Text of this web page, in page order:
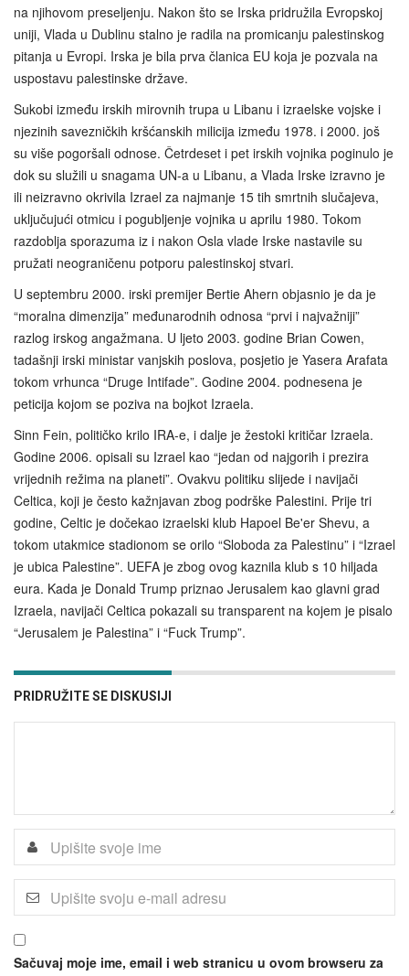
na njihovom preseljenju. Nakon što se Irska pridružila Evropskoj
uniji, Vlada u Dublinu stalno je radila na promicanju palestinskog
pitanja u Evropi. Irska je bila prva članica EU koja je pozvala na
uspostavu palestinske države.
Sukobi između irskih mirovnih trupa u Libanu i izraelske vojske i
njezinih savezničkih kršćanskih milicija između 1978. i 2000. još
su više pogoršali odnose. Četrdeset i pet irskih vojnika poginulo je
dok su služili u snagama UN-a u Libanu, a Vlada Irske izravno je
ili neizravno okrivila Izrael za najmanje 15 tih smrtnih slučajeva,
uključujući otmicu i pogubljenje vojnika u aprilu 1980. Tokom
razdoblja sporazuma iz i nakon Osla vlade Irske nastavile su
pružati neograničenu potporu palestinskoj stvari.
U septembru 2000. irski premijer Bertie Ahern objasnio je da je
“moralna dimenzija” međunarodnih odnosa “prvi i najvažniji”
razlog irskog angažmana. U ljeto 2003. godine Brian Cowen,
tadašnji irski ministar vanjskih poslova, posjetio je Yasera Arafata
tokom vrhunca “Druge Intifade”. Godine 2004. podnesena je
peticija kojom se poziva na bojkot Izraela.
Sinn Fein, političko krilo IRA-e, i dalje je žestoki kritičar Izraela.
Godine 2006. opisali su Izrael kao “jedan od najgorih i prezira
vrijednih režima na planeti”. Ovakvu politiku slijede i navijači
Celtica, koji je često kažnjavan zbog podrške Palestini. Prije tri
godine, Celtic je dočekao izraelski klub Hapoel Be'er Shevu, a
tokom utakmice stadionom se orilo “Sloboda za Palestinu” i “Izrael
je ubica Palestine”. UEFA je zbog ovog kaznila klub s 10 hiljada
eura. Kada je Donald Trump priznao Jerusalem kao glavni grad
Izraela, navijači Celtica pokazali su transparent na kojem je pisalo
“Jerusalem je Palestina” i “Fuck Trump”.
PRIDRUŽITE SE DISKUSIJI
Sačuvaj moje ime, email i web stranicu u ovom browseru za